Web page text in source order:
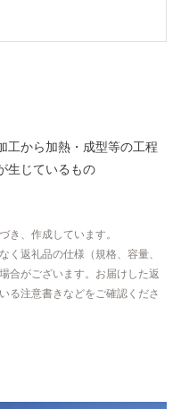
工から加熱・成型等の工程
生じているもの
き、作成しています。
く返礼品の仕様（規格、容量、
合がございます。お届けした返
る注意書きなどをご確認くださ